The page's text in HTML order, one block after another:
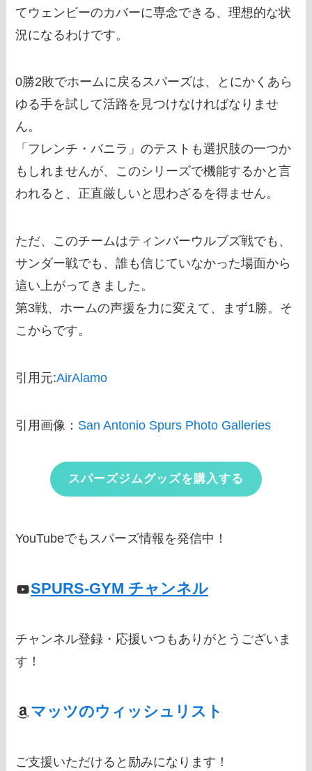
てウェンビーのカバーに専念できる、理想的な状
況になるわけです。
0勝2敗でホームに戻るスパーズは、とにかくあら
ゆる手を試して活路を見つけなければなりませ
ん。
「フレンチ・バニラ」のテストも選択肢の一つか
もしれませんが、このシリーズで機能するかと言
われると、正直厳しいと思わざるを得ません。
ただ、このチームはティンバーウルブズ戦でも、
サンダー戦でも、誰も信じていなかった場面から
這い上がってきました。
第3戦、ホームの声援を力に変えて、まず1勝。そ
こからです。
引用元:AirAlamo
引用画像： San Antonio Spurs Photo Galleries
スパーズジムグッズを購入する
YouTubeでもスパーズ情報を発信中！
SPURS-GYM チャンネル
チャンネル登録・応援いつもありがとうございま
す！
マッツのウィッシュリスト
ご支援いただけると励みになります！